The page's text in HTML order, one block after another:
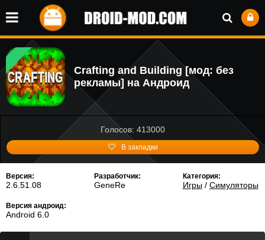
Crafting and Building [мод: без
рекламы] на Андроид
Голосов: 413000
В закладки
Версия:
2.6.51.08
Разработчик:
GeneRe
Категория:
Игры/ Симуляторы
Версия андроид:
Android 6.0